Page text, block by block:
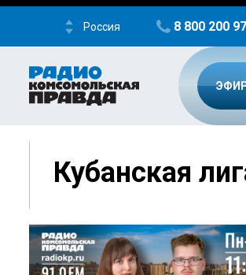
Россия 8 800 200
Кубанская